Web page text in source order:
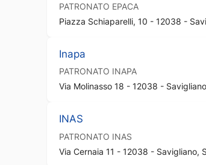
PATRONATO EPACA
Piazza Schiaparelli, 10 - 12038 -
Inapa
PATRONATO INAPA
Via Molinasso 18 - 12038 -
INAS
PATRONATO INAS
Via Cernaia 11 - 12038 - Savigliano,